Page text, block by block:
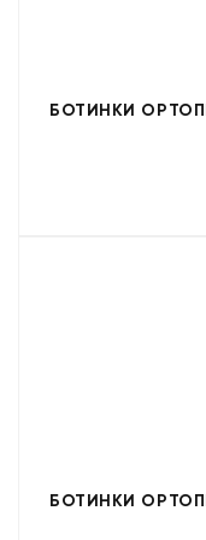
БОТИНКИ
БОТИНКИ